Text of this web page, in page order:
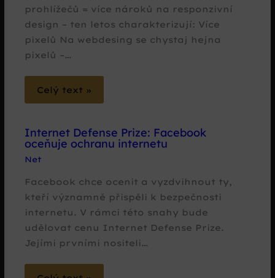
prohlížečů = více nároků na responzivní
design – ten letos charakterizují: Více
pixelů Na webdesing se chystaj hejna
pixelů –…
Celý text »
Internet Defense Prize: Facebook
oceňuje ochranu internetu
Net
Facebook chce ocenit a vyzdvihnout ty,
kteří významně přispěli k bezpečnosti
internetu. V rámci této snahy bude
udělovat cenu Internet Defense Prize.
Jejími prvními nositeli…